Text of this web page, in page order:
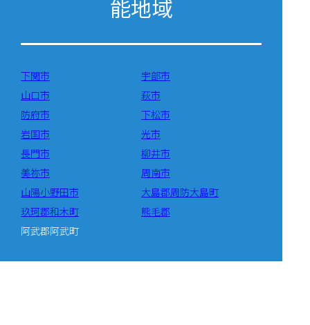
能地域
下関市
宇部市
山口市
萩市
防府市
下松市
岩国市
光市
長門市
柳井市
美祢市
周南市
山陽小野田市
大島郡周防大島町
玖珂郡和木町
熊毛郡
阿武郡阿武町